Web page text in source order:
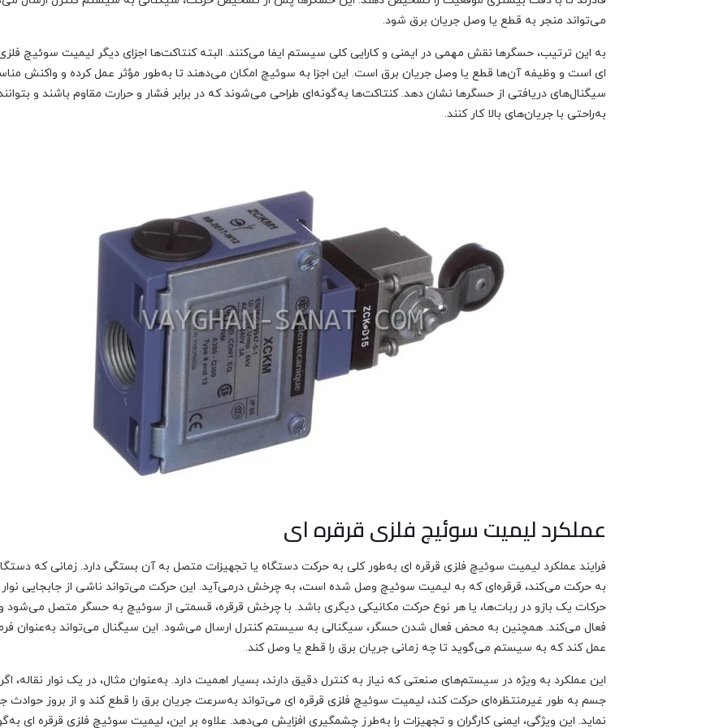
می‌تواند منجر به قطع یا وصل جریان برق شود.
به ‌این ترتیب، حسگرها نقش مهمی در ایمنی و کارایی کلی سیستم ایفا می‌کنند. البته کنتاکت‌ها اجزای دیگر لیمیت سوئیچ
ای است و وظیفه آن‌ها قطع یا وصل جریان برق است. این اجزا به سوئیچ امکان می‌دهند تا به‌طور مؤثر عمل کرده و واکنش
سیگنال‌های دریافتی از حسگرها نشان دهد. کنتاکت‌ها به‌گونه‌ای طراحی می‌شوند که در برابر فشار و حرارت مقاوم باشند و
به‌راحتی با جریان‌های بالا کار کنند.
عملکرد لیمیت سوئیچ فلزی قرقره ای
فرایند عملکرد لیمیت سوئیچ فلزی قرقره ای به‌طور کلی به حرکت دستگاه یا تجهیزات متصل به آن بستگی دارد. زمانی که
به حرکت می‌کند، قرقره‌ای که به لیمیت سوئیچ وصل شده است، به چرخش درمی‌آید. این حرکت می‌تواند ناشی از جابجایی نوار
حرکات یک بازو در ربات‌ها، یا هر نوع حرکت مکانیکی دیگری باشد. با چرخش قرقره، قسمتی از سوئیچ به حسگر متصل می‌شود
فعال می‌کند. همچنین به محض فعال شدن حسگر، سیگنالی به سیستم کنترل ارسال می‌شود. این سیگنال می‌تواند به‌عنوان
عمل کند که به سیستم می‌گوید تا چه زمانی جریان برق را قطع یا وصل کند.
این عملکرد به‌ ویژه در سیستم‌های صنعتی که نیاز به کنترل دقیق دارند، بسیار اهمیت دارد. به‌عنوان مثال، در یک نوار نقاله،
جسم به طور غیرمنتظره‌ای حرکت کند، لیمیت سوئیچ فلزی قرقره ای می‌تواند به‌سرعت جریان برق را قطع کند و از بروز حوادث
نماید. این ویژگی، ایمنی کارگران و تجهیزات را به‌طرز چشمگیری افزایش می‌دهد. علاوه بر این، لیمیت سوئیچ فلزی قرقره ای